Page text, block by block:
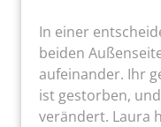
In einer
beiden
aufeinander. Ihr
ist gestorben,
verändert. Laura